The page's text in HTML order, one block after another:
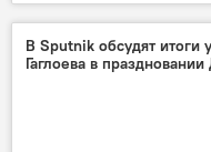
В Sputnik обсудят итоги
Гаглоева в